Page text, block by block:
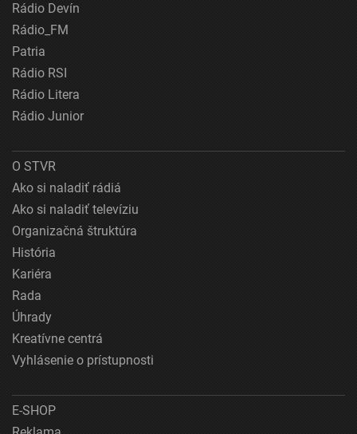
Rádio Devín
Rádio_FM
Patria
Rádio RSI
Rádio Litera
Rádio Junior
O STVR
Ako si naladiť rádiá
Ako si naladiť televíziu
Organizačná štruktúra
História
Kariéra
Rada
Úhrady
Kreatívne centrá
Vyhlásenie o prístupnosti
E-SHOP